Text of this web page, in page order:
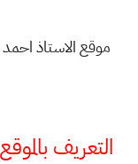
موقع الاستاذ
التعريف